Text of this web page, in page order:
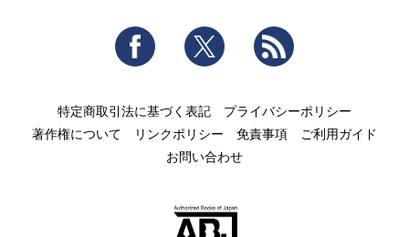
Facebook Twitter
特定商取引法に基づく表記
プライバシーポリシー
著作権について
リンクポリシー 免責事項
ご利用ガイド
お問い合わせ